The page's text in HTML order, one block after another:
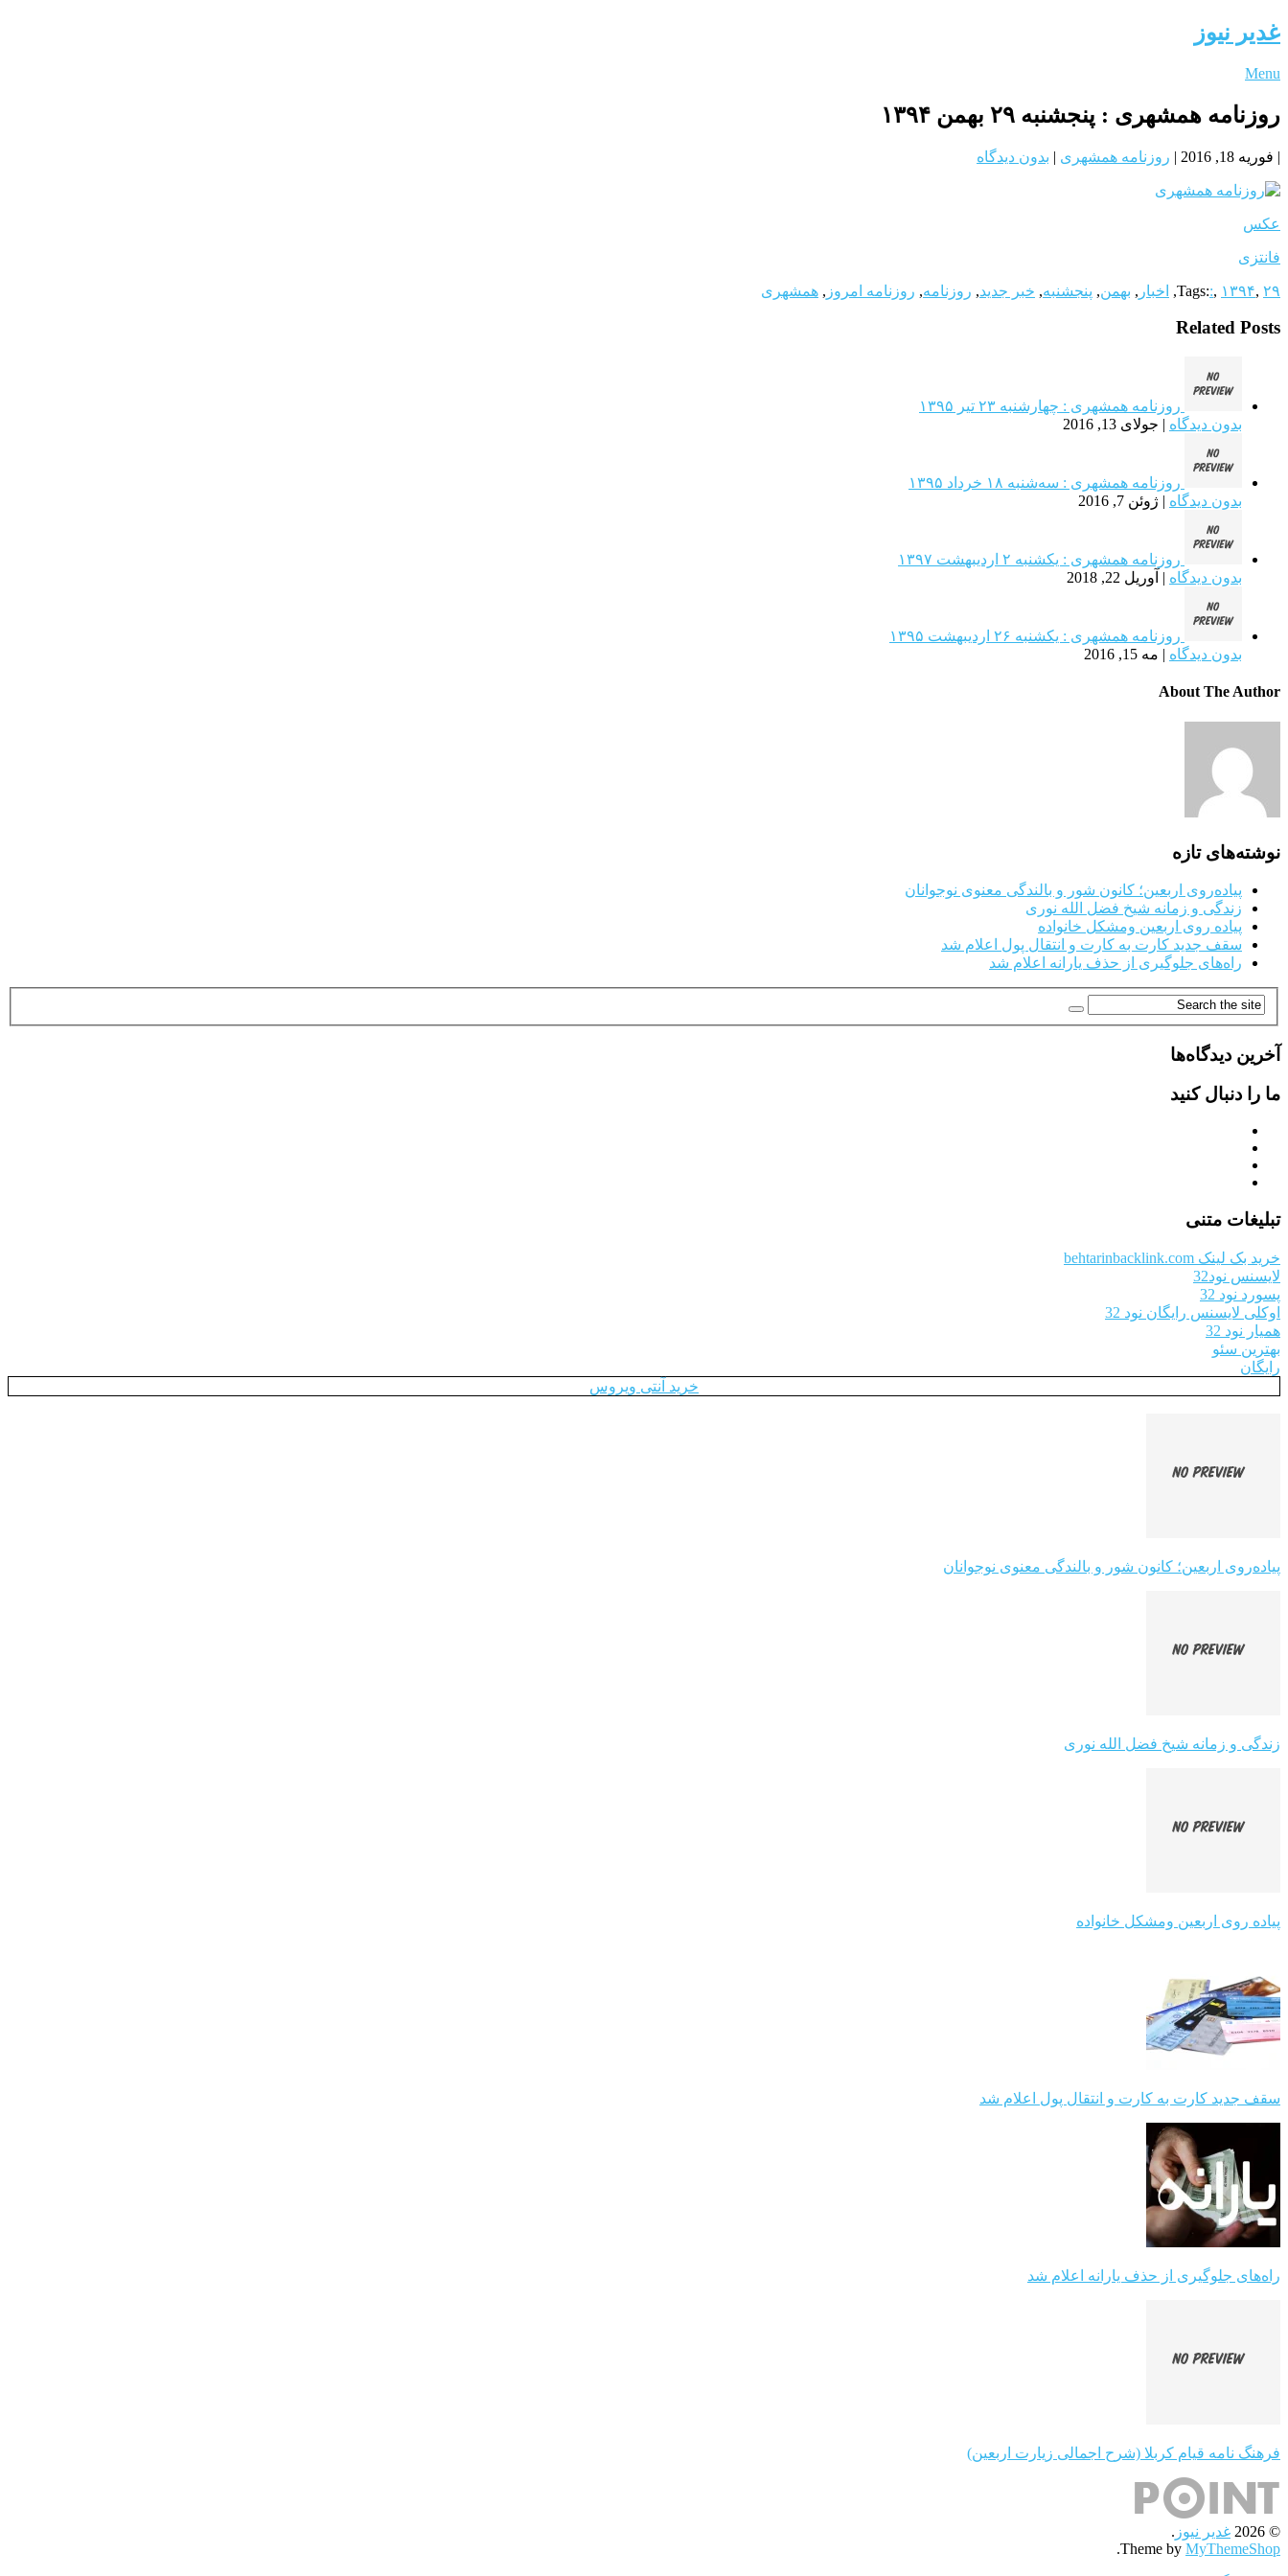
غدیر نیوز
Menu
روزنامه همشهری : پنجشنبه ۲۹ بهمن ۱۳۹۴
| فوریه 18, 2016 | روزنامه همشهری | بدون دیدگاه
عکس
فانتزی
Tags::, ۱۳۹۴, ۲۹ , اخبار , بهمن, پنجشنبه, خبر جدید, روزنامه, روزنامه امروز , همشهری
Related Posts
روزنامه همشهری : چهارشنبه ۲۳ تیر ۱۳۹۵
بدون دیدگاه | جولای 13, 2016
روزنامه همشهری : سه‌شنبه ۱۸ خرداد ۱۳۹۵
بدون دیدگاه | ژوئن 7, 2016
روزنامه همشهری : یکشنبه‌ ۲ ارديبهشت ۱۳۹۷
بدون دیدگاه | آوریل 22, 2018
روزنامه همشهری : یکشنبه‌ ۲۶ ارديبهشت ۱۳۹۵
بدون دیدگاه | مه 15, 2016
About The Author
نوشته‌های تازه
پیاده‌روی اربعین؛ کانون شور و بالندگی معنوی نوجوانان
زندگی و زمانه شیخ فضل الله نوری
پیاده روی اربعین ومشکل خانواده
سقف جدید کارت به کارت و انتقال پول اعلام شد
راه‌های جلوگیری از حذف یارانه اعلام شد
آخرین دیدگاه‌ها
ما را دنبال کنید
تبلیغات متنی
خرید بک لینک behtarinbacklink.com
لایسنس نود32
پسورد نود 32
اوکلی لایسنس رایگان نود 32
همیار نود 32
بهترین سئو
رایگان
خرید آنتی ویروس
پیاده‌روی اربعین؛ کانون شور و بالندگی معنوی نوجوانان
زندگی و زمانه شیخ فضل الله نوری
پیاده روی اربعین ومشکل خانواده
سقف جدید کارت به کارت و انتقال پول اعلام شد
راه‌های جلوگیری از حذف یارانه اعلام شد
فرهنگ نامه قیام کربلا (شرح اجمالی زیارت اربعین)
© 2026 غدیر نیوز .
Theme by MyThemeShop
.